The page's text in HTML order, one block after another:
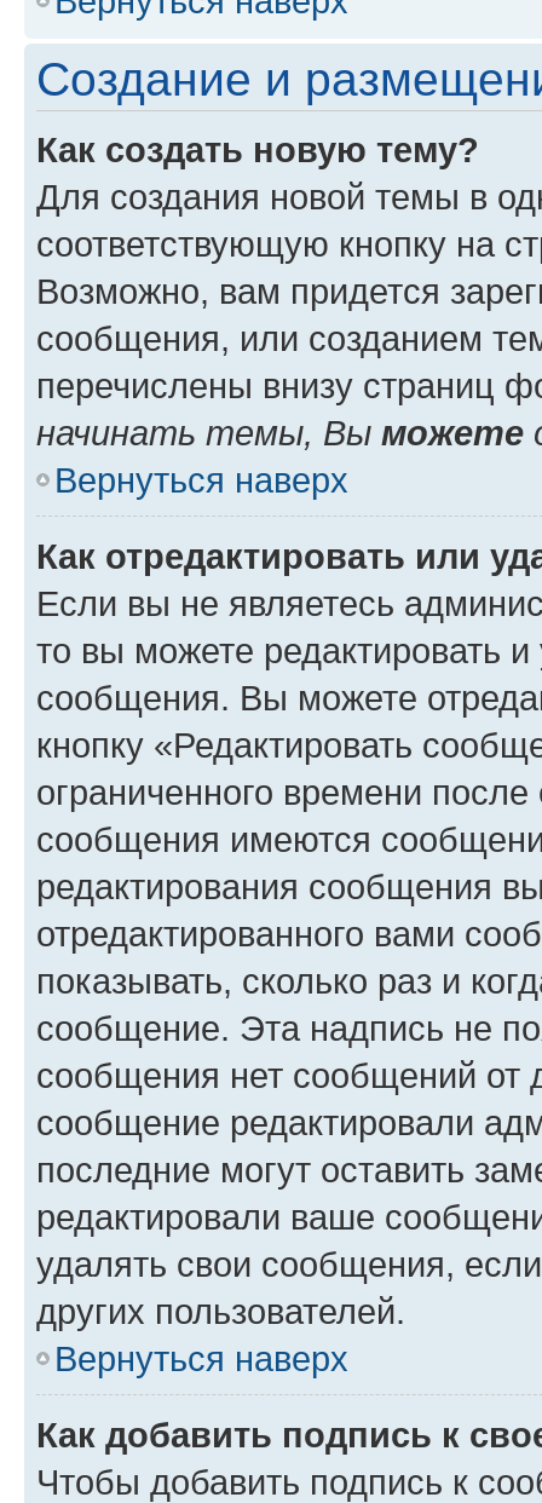
Создание и
Как создать новую тему?
Для создания новой темы в
соответствующую кнопку на
Возможно, вам придется
сообщения, или созданием
перечислены внизу страниц
начинать темы, Вы можете
Вернуться наверх
Как отредактировать или
Если вы не являетесь
то вы можете редактировать
сообщения. Вы можете
кнопку «Редактировать
ограниченного времени
сообщения имеются
редактирования сообщения
отредактированного вами
показывать, сколько раз и
сообщение. Эта надпись не
сообщения нет сообщений от
сообщение редактировали
последние могут оставить
редактировали ваше
удалять свои сообщения,
других пользователей.
Вернуться наверх
Как добавить подпись к
Чтобы добавить подпись к